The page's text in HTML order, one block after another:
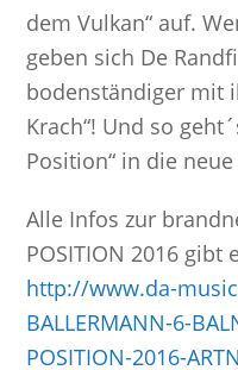
dem Vulkan“ auf.
geben sich De
bodenständiger mit
Krach“! Und so
Position“ in die
Alle Infos zur
POSITION 2016 gibt
http://www.da-
BALLERMANN-6-
POSITION-2016-